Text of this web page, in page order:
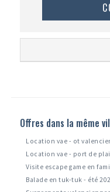
Offres dans la même
Location vae - ot
Location vae - port de
Visite escape game en
Balade en tuk-tuk - été